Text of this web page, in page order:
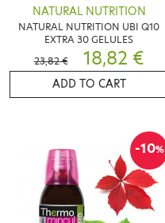
NATURAL NUTRITION
NATURAL NUTRITION UBI Q10
EXTRA 30 GELULES
23,82 €
18,82 €
ADD TO CART
-10%